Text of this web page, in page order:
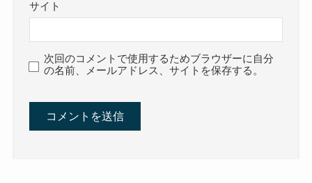
サイト
次回のコメントで使用するためブラウザーに自分
の名前、メールアドレス、サイトを保存する。